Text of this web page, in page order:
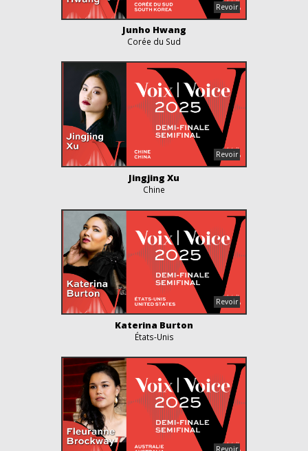
Junho Hwang
Corée du Sud
Jingjing Xu
Chine
Katerina Burton
États-Unis